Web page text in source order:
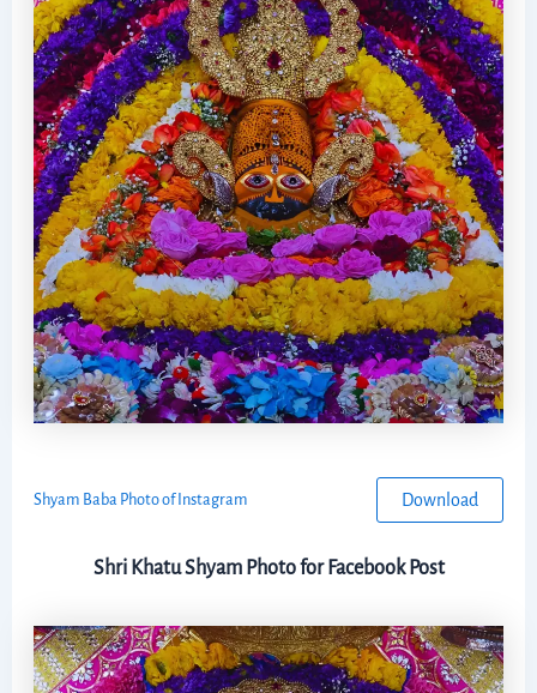
Shyam Baba Photo of Instagram Download
Shri Khatu Shyam Photo for Facebook Post